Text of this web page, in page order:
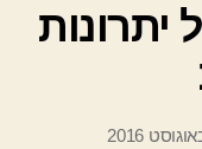
יתרונות